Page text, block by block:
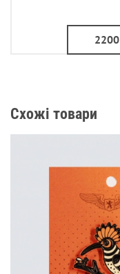
2200
Схожі товари